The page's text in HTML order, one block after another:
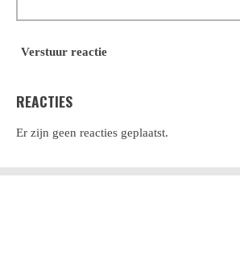
Verstuur reactie
REACTIES
Er zijn geen reacties geplaatst.